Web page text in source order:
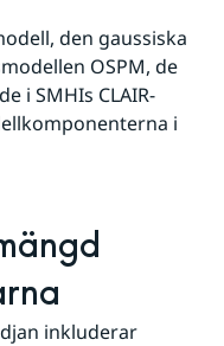
den gaussiska
OSPM, de
i SMHIs CLAIR-
i
inkluderar